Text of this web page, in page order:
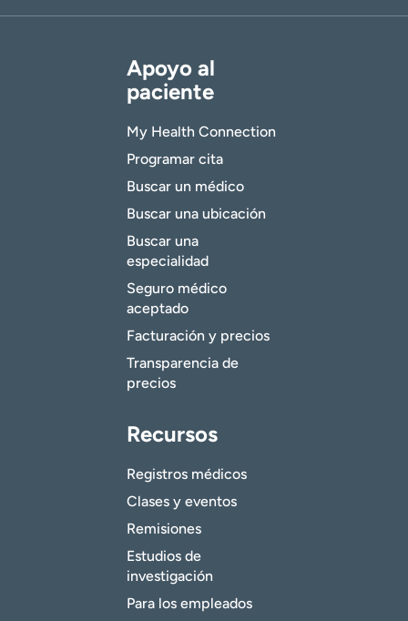
Apoyo al
paciente
My Health Connection
Programar cita
Buscar un médico
Buscar una ubicación
Buscar una
especialidad
Seguro médico
aceptado
Facturación y precios
Transparencia de
precios
Recursos
Registros médicos
Clases y eventos
Remisiones
Estudios de
investigación
Para los empleados